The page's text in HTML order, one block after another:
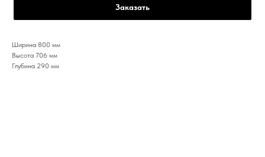
Заказать
Ширина 800 мм
Высота 706 мм
Глубина 290 мм